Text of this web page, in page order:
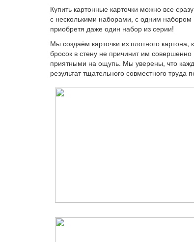
Купить картонные карточки можно все
с несколькими наборами, с одним набором
приобретя даже один набор из серии!
Мы создаём карточки из плотного
бросок в стену не причинит им
приятными на ощупь. Мы уверены, что
результат тщательного совместного